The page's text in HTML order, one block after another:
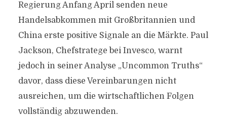
Regierung Anfang April senden neue
Handelsabkommen mit Großbritannien und
China erste positive Signale an die Märkte. Paul
Jackson, Chefstratege bei Invesco, warnt
jedoch in seiner Analyse „Uncommon Truths“
davor, dass diese Vereinbarungen nicht
ausreichen, um die wirtschaftlichen Folgen
vollständig abzuwenden.